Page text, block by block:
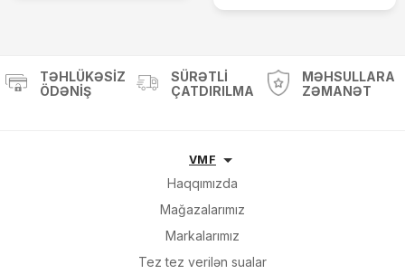
TƏHLÜKƏSIZ
ÖDƏNIŞ
SÜRƏTLI
ÇATDIRILMA
MƏHSULLARA
ZƏMANƏT
VMF
Haqqımızda
Mağazalarımız
Markalarımız
Tez tez verilən sualar